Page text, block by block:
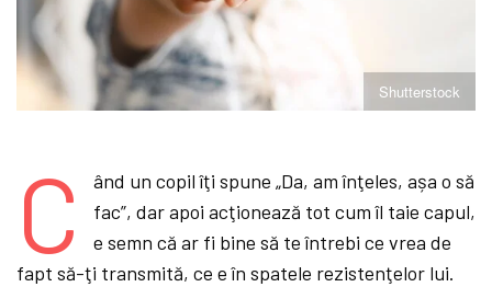
Shutterstock
C
ând un copil îţi spune „Da, am înţeles, așa o să
fac”, dar apoi acţionează tot cum îl taie capul,
e semn că ar fi bine să te întrebi ce vrea de
fapt să-ţi transmită, ce e în spatele rezistenţelor lui.